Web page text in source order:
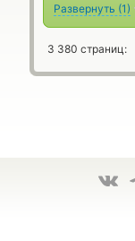
Развернуть (1)
3 380 страниц: